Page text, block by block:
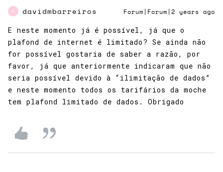
D davidmbarreiros Forum|Forum|2 years ago
E neste momento já é possível, já que o
plafond de internet é limitado? Se ainda não
for possível gostaria de saber a razão, por
favor, já que anteriormente indicaram que não
seria possível devido à “ilimitação de dados”
e neste momento todos os tarifários da moche
tem plafond limitado de dados. Obrigado